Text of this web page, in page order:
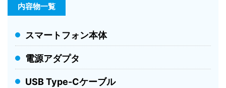
内容物一覧
スマートフォン本体
電源アダプタ
USB Type-Cケーブル